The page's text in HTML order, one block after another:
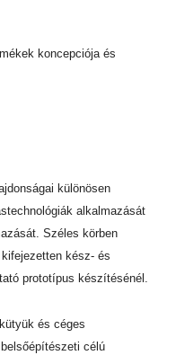
koncepciója és
különösen
alkalmazását
Széles körben
kész- és
prototípus készítésénél.
és céges
célú